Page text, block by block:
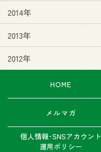
2014年
2013年
2012年
HOME
メルマガ
個人情報･SNSアカウント
運用ポリシー